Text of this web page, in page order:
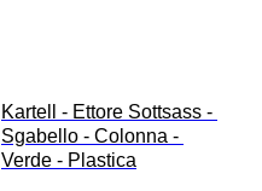
Kartell - Ettore Sottsass -
Sgabello - Colonna -
Verde - Plastica